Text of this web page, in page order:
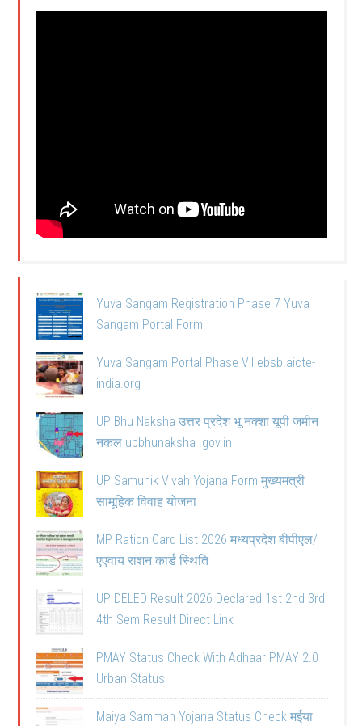
Yuva Sangam Registration Phase 7 Yuva
Sangam Portal Form
Yuva Sangam Portal Phase VII ebsb.aicte-
india.org
UP Bhu Naksha उत्तर प्रदेश भू नक्शा यूपी जमीन
नकल upbhunaksha .gov.in
UP Samuhik Vivah Yojana Form मुख्यमंत्री
सामूहिक विवाह योजना
MP Ration Card List 2026 मध्यप्रदेश बीपीएल/
एएवाय राशन कार्ड स्थिति
UP DELED Result 2026 Declared 1st 2nd 3rd
4th Sem Result Direct Link
PMAY Status Check With Adhaar PMAY 2.0
Urban Status
Maiya Samman Yojana Status Check मईया